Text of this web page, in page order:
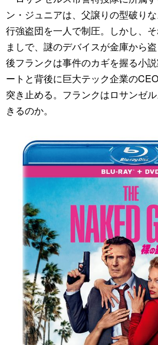
ン・ジュニアは、父譲りの型破り
行強盗団を一人で制圧。しかし、
ましで、謎のデバイスが金庫から
後フランクは事件のカギを握る小
ートと背後に巨大テック企業の
突き止める。フランクはロサンゼ
きるのか。